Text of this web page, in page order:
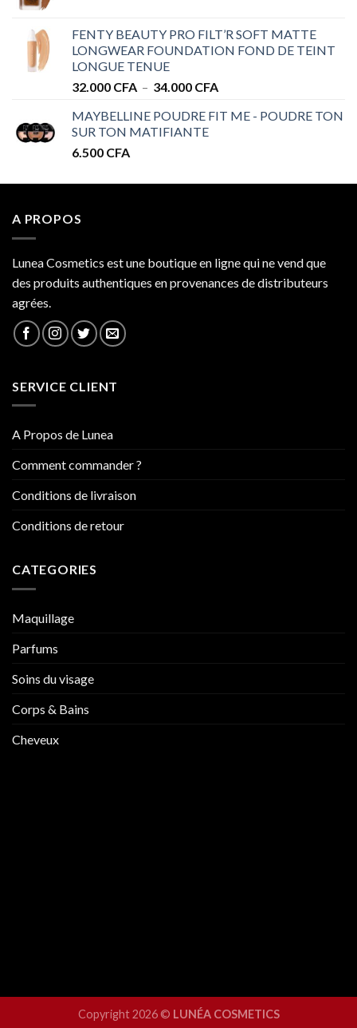
28.000 CFA
à
FENTY BEAUTY PRO FILT’R SOFT MATTE
LONGWEAR FOUNDATION FOND DE TEINT
LONGUE TENUE
32.000 CFA – 34.000 CFAPlage
prix :
MAYBELLINE POUDRE FIT ME - POUDRE TON
SUR TON MATIFIANTE
6.500 CFA
A PROPOS
Lunea Cosmetics est une boutique en ligne qui ne vend que
des produits authentiques en provenances de distributeurs
agrées.
SERVICE CLIENT
A Propos de Lunea
Comment commander ?
Conditions de livraison
Conditions de retour
CATEGORIES
Maquillage
Parfums
Soins du visage
Corps & Bains
Cheveux
Copyright 2026 © LUNÉA COSMETICS